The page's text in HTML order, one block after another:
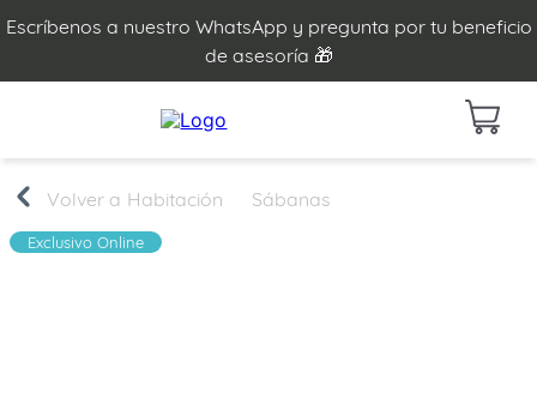
Escríbenos a nuestro WhatsApp y pregunta por tu beneficio
de asesoría 🎁
Habitación Sábanas
Exclusivo Online